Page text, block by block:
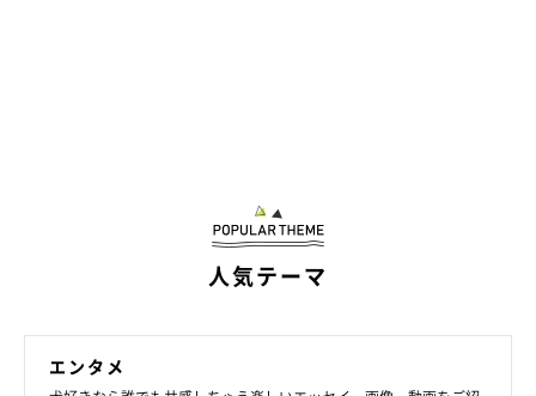
人気テーマ
エンタメ